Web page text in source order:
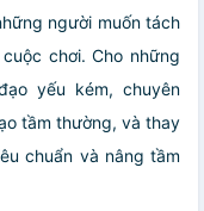
người muốn tách
chơi. Cho những
yếu kém, chuyên
tầm thường, và thay
chuẩn và nâng tầm